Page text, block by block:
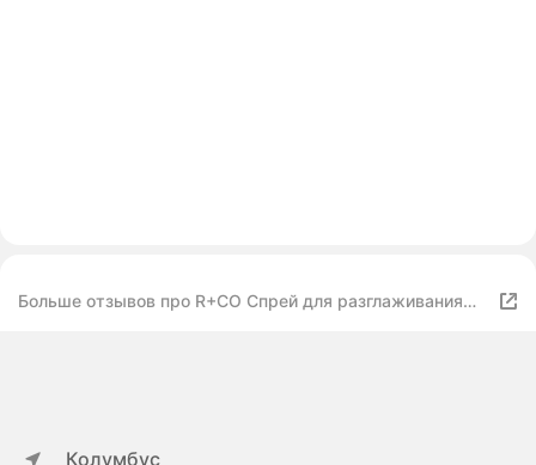
Больше отзывов про R+CO Спрей для разглаживания
Колумбус